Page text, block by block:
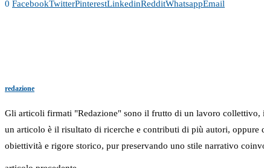
0 FacebookTwitterPinterestLinkedinRedditWhatsappEmail
redazione
Gli articoli firmati "Redazione" sono il frutto di un lavoro collettivo,
un articolo è il risultato di ricerche e contributi di più autori, oppure
obiettività e rigore storico, pur preservando uno stile narrativo